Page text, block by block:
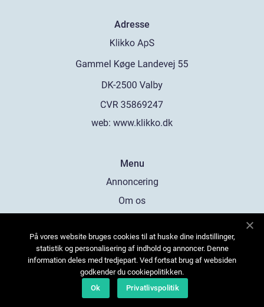
Adresse
web: www.klikko.dk
Menu
Annoncering
Om os
Kontakt os
Sitemap
På vores website bruges cookies til at huske dine indstillinger,
statistik og personalisering af indhold og annoncer. Denne
information deles med tredjepart. Ved fortsat brug af websiden
godkender du cookiepolitikken.
Ok
Privatlivspolitik